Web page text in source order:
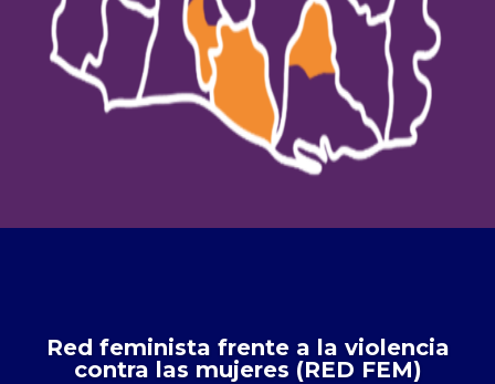
Red feminista frente a la violencia
contra las mujeres (RED FEM)